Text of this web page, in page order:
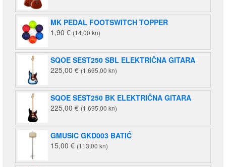
MK PEDAL FOOTSWITCH TOPPER
1,90 € (14,00 kn)
SQOE SEST250 SBL ELEKTRIČNA GITARA
225,00 € (1.695,00 kn)
SQOE SEST250 BK ELEKTRIČNA GITARA
225,00 € (1.695,00 kn)
GMUSIC GKD003 BATIĆ
15,00 € (113,00 kn)